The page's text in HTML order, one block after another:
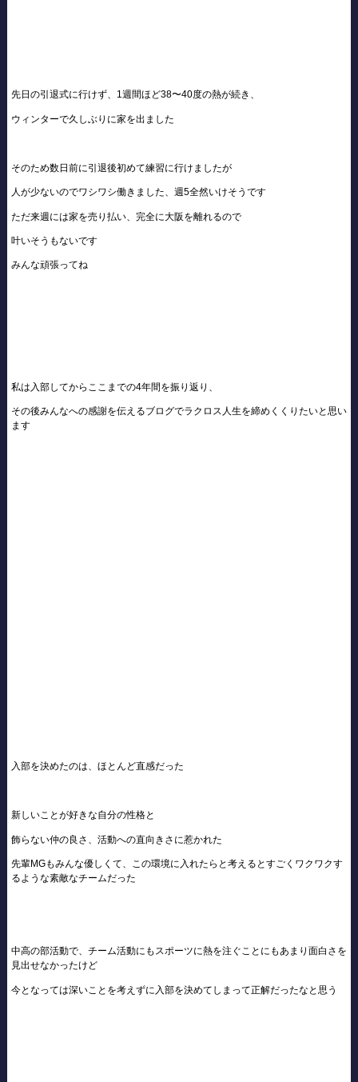
先日の引退式に行けず、1週間ほど38〜40度の熱が続き、
ウィンターで久しぶりに家を出ました
そのため数日前に引退後初めて練習に行けましたが
人が少ないのでワシワシ働きました、週5全然いけそうです
ただ来週には家を売り払い、完全に大阪を離れるので
叶いそうもないです
みんな頑張ってね
私は入部してからここまでの4年間を振り返り、
その後みんなへの感謝を伝えるブログでラクロス人生を締めくくりたいと思い
ます
入部を決めたのは、ほとんど直感だった
新しいことが好きな自分の性格と
飾らない仲の良さ、活動への直向きさに惹かれた
先輩MGもみんな優しくて、この環境に入れたらと考えるとすごくワクワクす
るような素敵なチームだった
中高の部活動で、チーム活動にもスポーツに熱を注ぐことにもあまり面白さを
見出せなかったけど
今となっては深いことを考えずに入部を決めてしまって正解だったなと思う